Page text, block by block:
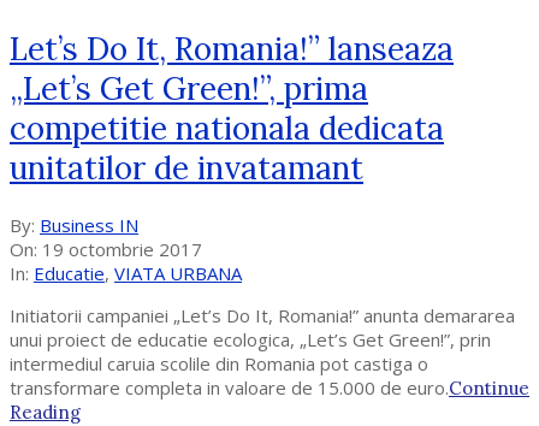
Let’s Do It, Romania!” lanseaza
„Let’s Get Green!”, prima
competitie nationala dedicata
unitatilor de invatamant
2017-
10-
19
By: Business IN
On: 19 octombrie 2017
In: Educatie, VIATA URBANA
Initiatorii campaniei „Let’s Do It, Romania!” anunta demararea
unui proiect de educatie ecologica, „Let’s Get Green!”, prin
intermediul caruia scolile din Romania pot castiga o
transformare completa in valoare de 15.000 de euro.Continue
Reading